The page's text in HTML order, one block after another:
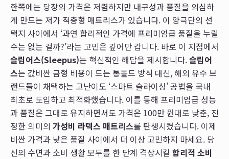
한쪽에는 당장의 가격은 저렴하지만 내구성과 품질을 의심하
게 만드는 저가 적층형 매트리스가 있습니다. 이 양극단의 선
택지 사이에서 ‘과연 합리적인 가격에 프리미엄급 품질을 누릴
수는 없는 걸까?’라는 고민은 깊어만 갑니다. 바로 이 지점에서
슬립어스(Sleepus)는 혁신적인 해답을 제시합니다.슬립어
스는 값비싼 금형 비용이 드는 통몰드 방식 대신, 해외 유수 브
랜드들이 채택하는 고난이도 ‘스마트 슬라이싱’ 공법을 국내
최초로 도입하고 최적화했습니다. 이를 통해 프리미엄급 성능
과 품질은 그대로 유지하면서도 가격은 100만 원대로 낮춘, 진
정한 의미의 가성비 라텍스 매트리스를 탄생시켰습니다. 이제
비싼 가격과 낮은 품질 사이에서 더 이상 고민하지 마세요. 당
신의 수면과 소비 생활 모두를 한 단계 격상시킬 합리적 소비